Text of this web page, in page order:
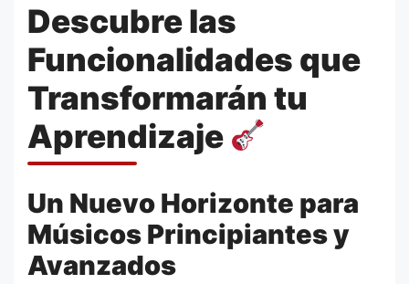
Descubre las
Funcionalidades que
Transformarán tu
Aprendizaje
Un Nuevo Horizonte para
Músicos Principiantes y
Avanzados